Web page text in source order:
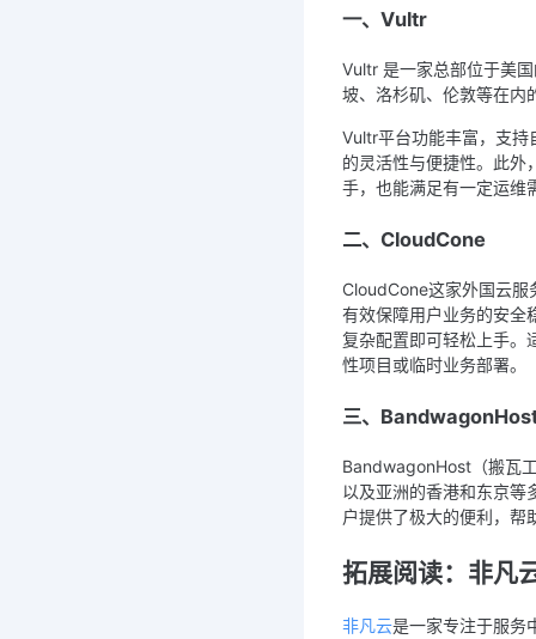
一、Vultr
Vultr 是一家总部位于美
坡、洛杉矶、伦敦等在内
Vultr平台功能丰富，支持
的灵活性与便捷性。此外
手，也能满足有一定运维
二、CloudCone
CloudCone这家外国云服
有效保障用户业务的安全
复杂配置即可轻松上手。
性项目或临时业务部署。
三、
BandwagonHost（搬瓦
以及亚洲的香港和东京
户提供了极大的便利，
拓展阅读：非凡
非凡云是一家专注于服务